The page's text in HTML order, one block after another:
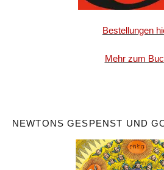
Bestellungen
Mehr zum
NEWTONS GESPENST UND